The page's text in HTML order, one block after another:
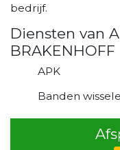
bedrijf.
Diensten van
BRAKENHOFF
APK
Banden